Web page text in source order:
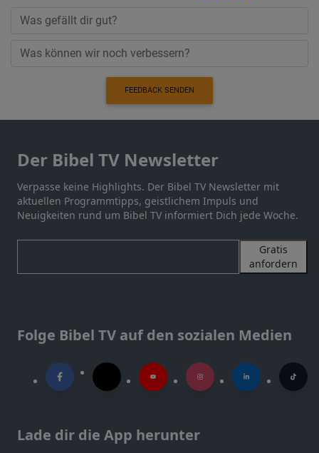
FEEDBACK SENDEN
Der Bibel TV Newsletter
Verpasse keine Highlights. Der Bibel TV Newsletter mit
aktuellen Programmtipps, geistlichem Impuls und
Neuigkeiten rund um Bibel TV informiert Dich jede Woche.
Gratis
anfordern
Folge Bibel TV auf den sozialen Medien
Lade dir die App herunter